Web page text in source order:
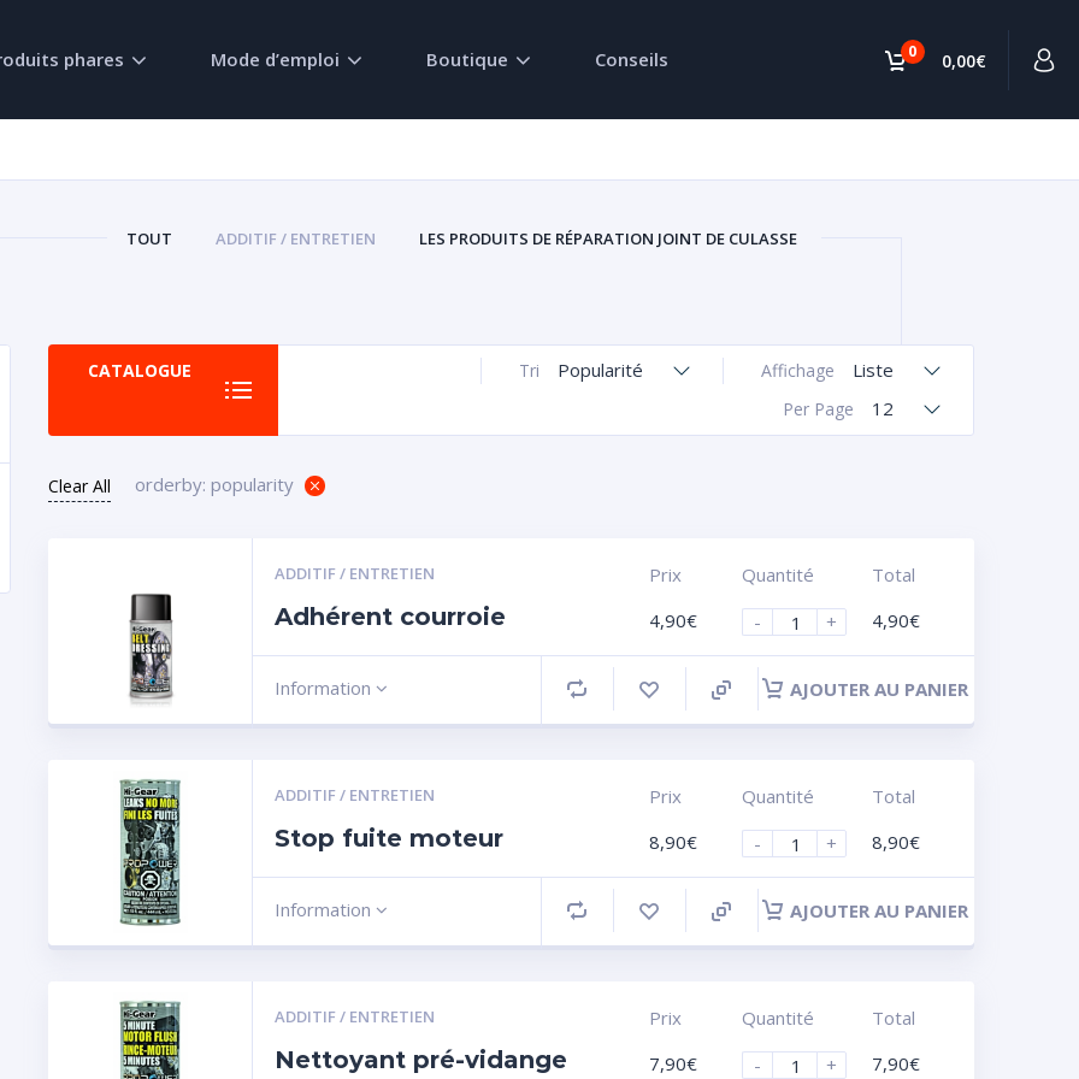
0 0,00€
phares Mode d’emploi Boutique Conseils
TOUT ADDITIF / ENTRETIEN LES PRODUITS DE RÉPARATION JOINT DE CULASSE
CATALOGUE Affichage Liste
Tri Popularité
Per Page 12
Clear All orderby: popularity
ADDITIF / ENTRETIEN
Adhérent courroie
Prix
4,90€
Quantité
-
+
Total
4,90€
Information AJOUTER AU PANIER
ADDITIF / ENTRETIEN
Stop fuite moteur
Prix
8,90€
Quantité
-
+
Total
8,90€
Information AJOUTER AU PANIER
ADDITIF / ENTRETIEN
Nettoyant pré-vidange
Prix
7,90€
Quantité
-
+
Total
7,90€